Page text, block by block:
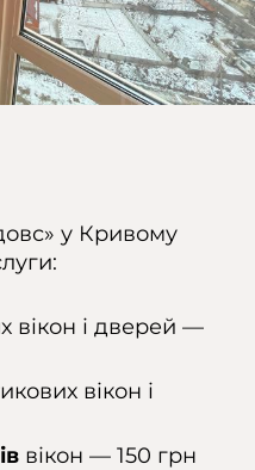
у Кривому
вікон і дверей —
вікон і
вікон — 150 грн